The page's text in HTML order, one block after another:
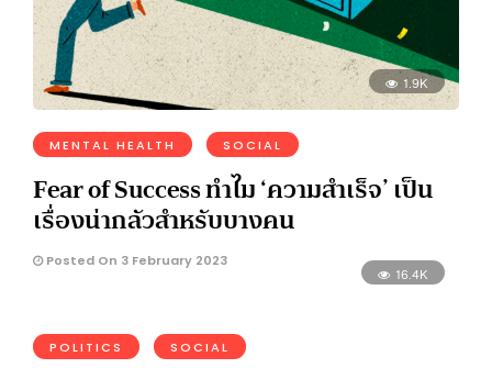
1.9K
MENTAL HEALTH SOCIAL
Fear of Success ทำไม ‘ความสำเร็จ’ เป็น
เรื่องน่ากลัวสำหรับบางคน
Posted On 3 February 2023
16.4K
POLITICS SOCIAL